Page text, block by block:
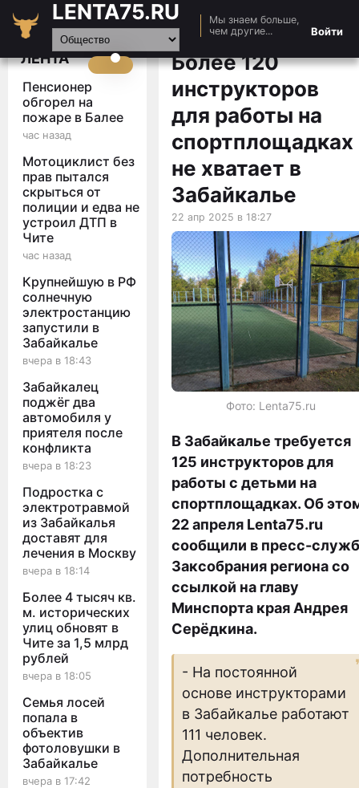
LENTA75.RU
Мы знаем больше,
чем другие...
Войти
Главная
Новости
Видео
Статьи
ЛЕНТА
Пенсионер
обгорел на
пожаре в Балее
час назад
Мотоциклист без
прав пытался
скрыться от
полиции и едва не
устроил ДТП в
Чите
час назад
Крупнейшую в РФ
солнечную
электростанцию
запустили в
Забайкалье
вчера в 18:43
Забайкалец
поджёг два
автомобиля у
приятеля после
конфликта
вчера в 18:23
Подростка с
электротравмой
из Забайкалья
доставят для
лечения в Москву
вчера в 18:14
Более 4 тысяч кв.
м. исторических
улиц обновят в
Чите за 1,5 млрд
рублей
вчера в 18:05
Семья лосей
попала в
объектив
фотоловушки в
Забайкалье
вчера в 17:42
Более 120
инструкторов
для работы на
спортплощадках
не хватает в
Забайкалье
22 апр 2025 в 18:27
Фото: Lenta75.ru
В Забайкалье требуется
125 инструкторов для
работы с детьми на
спортплощадках. Об
22 апреля Lenta75.ru
сообщили в пресс-
Заксобрания региона со
ссылкой на главу
Минспорта края Андрея
Серёдкина.
- На постоянной
основе инструкторами
в Забайкалье работают
111 человек.
Дополнительная
потребность